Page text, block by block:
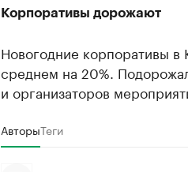
Корпоративы дорожают
Новогодние корпоративы в
среднем на 20%.
и организаторов
АвторыТеги